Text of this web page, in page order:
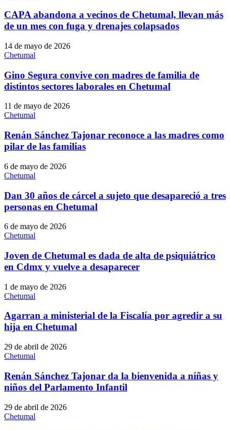
CAPA abandona a vecinos de Chetumal, llevan más
de un mes con fuga y drenajes colapsados
14 de mayo de 2026
Chetumal
Gino Segura convive con madres de familia de
distintos sectores laborales en Chetumal
11 de mayo de 2026
Chetumal
Renán Sánchez Tajonar reconoce a las madres como
pilar de las familias
6 de mayo de 2026
Chetumal
Dan 30 años de cárcel a sujeto que desapareció a tres
personas en Chetumal
6 de mayo de 2026
Chetumal
Joven de Chetumal es dada de alta de psiquiátrico
en Cdmx y vuelve a desaparecer
1 de mayo de 2026
Chetumal
Agarran a ministerial de la Fiscalía por agredir a su
hija en Chetumal
29 de abril de 2026
Chetumal
Renán Sánchez Tajonar da la bienvenida a niñas y
niños del Parlamento Infantil
29 de abril de 2026
Chetumal